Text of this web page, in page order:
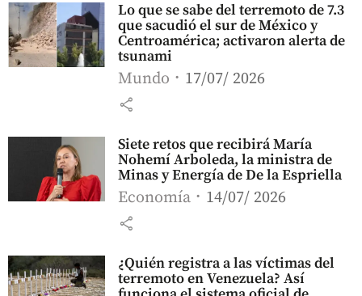
Lo que se sabe del terremoto de 7.3
que sacudió el sur de México y
Centroamérica; activaron alerta de
tsunami
Mundo 17/07/ 2026
share
Siete retos que recibirá María
Nohemí Arboleda, la ministra de
Minas y Energía de De la Espriella
Economía 14/07/ 2026
share
¿Quién registra a las víctimas del
terremoto en Venezuela? Así